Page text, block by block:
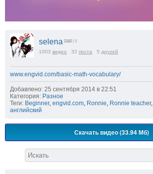
selena 2182 | 0
1003 видео 32 поста 5 друзей
www.engvid.com/basic-math-vocabulary/
Добавлено: 25 сентября 2014 в 22:51
Категория: Разное
Теги: Beginner, engvid.com, Ronnie, Ronnie teacher,
английский
Скачать видео (33.94 Мб)